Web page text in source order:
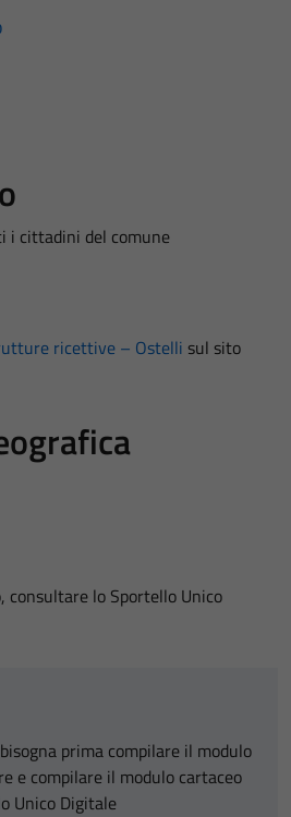
i cittadini del comune
ricettive – Ostelli sul sito
consultare lo Sportello Unico
prima compilare il modulo
e compilare il modulo cartaceo
Unico Digitale